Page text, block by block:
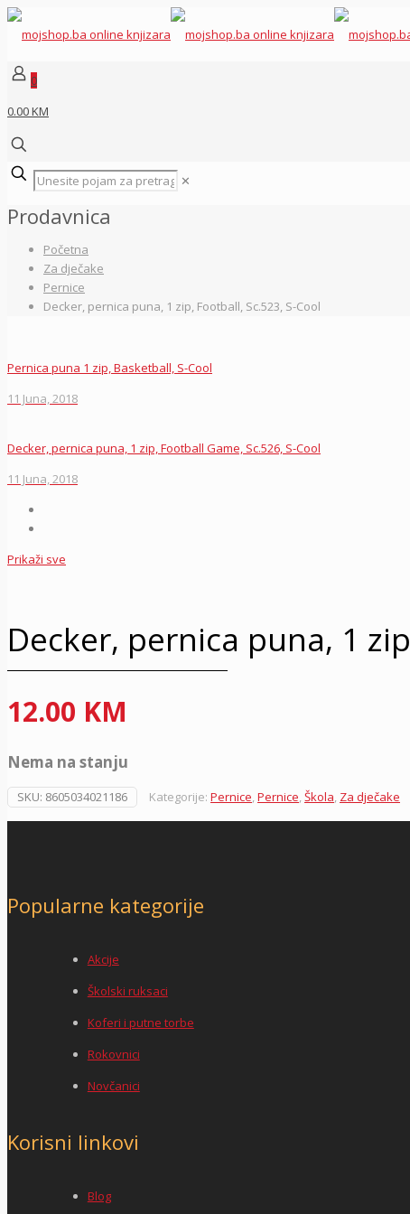
0
0.00 KM
✕
Prodavnica
Početna
Za dječake
Pernice
Decker, pernica puna, 1 zip, Football, Sc.523, S-Cool
Pernica puna 1 zip, Basketball, S-Cool
11 Juna, 2018
Decker, pernica puna, 1 zip, Football Game, Sc.526, S-Cool
11 Juna, 2018
Prikaži sve
Decker, pernica puna, 1
12.00 KM
Nema na stanju
SKU: 8605034021186 Kategorije: Pernice,Pernice,Škola, Za dječake
Popularne kategorije
Akcije
Školski ruksaci
Koferi i putne torbe
Rokovnici
Novčanici
Korisni linkovi
Blog